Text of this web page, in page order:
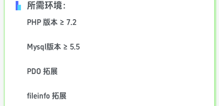
所需环境：
PHP 版本 ≥ 7.2
Mysql版本 ≥ 5.5
PDO 拓展
fileinfo 拓展